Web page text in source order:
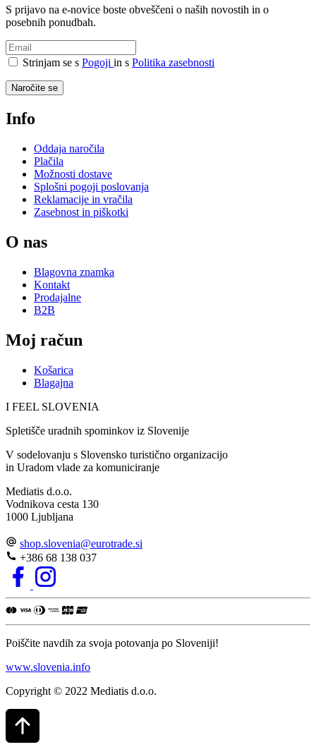
S prijavo na e-novice boste obveščeni o naših novostih in o
posebnih ponudbah.
Strinjam se s Pogoji in s Politika zasebnosti
Naročite se
Info
Oddaja naročila
Plačila
Možnosti dostave
Splošni pogoji poslovanja
Reklamacije in vračila
Zasebnost in piškotki
O nas
Blagovna znamka
Kontakt
Prodajalne
B2B
Moj račun
Košarica
Blagajna
I FEEL SLOVENIA
Spletišče uradnih spominkov iz Slovenije
V sodelovanju s Slovensko turistično organizacijo
in Uradom vlade za komuniciranje
Mediatis d.o.o.
Vodnikova cesta 130
1000 Ljubljana
shop.slovenia@eurotrade.si
+386 68 138 037
Poiščite navdih za svoja potovanja po Sloveniji!
www.slovenia.info
Copyright © 2022 Mediatis d.o.o.